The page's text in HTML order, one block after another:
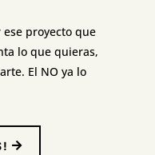
proyecto que
lo que quieras,
El NO ya lo